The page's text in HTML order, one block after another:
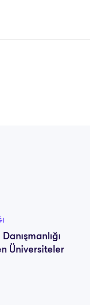
Üniversiteler